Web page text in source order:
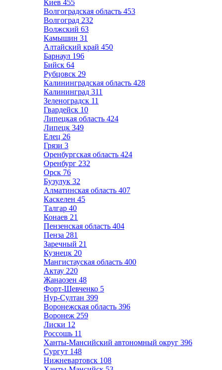
Киев 455
Волгоградская область 453
Волгоград 232
Волжский 63
Камышин 31
Алтайский край 450
Барнаул 196
Бийск 64
Рубцовск 29
Калининградская область 428
Калининград 311
Зеленоградск 11
Гвардейск 10
Липецкая область 424
Липецк 349
Елец 26
Грязи 3
Оренбургская область 424
Оренбург 232
Орск 76
Бузулук 32
Алматинская область 407
Каскелен 45
Талгар 40
Конаев 21
Пензенская область 404
Пенза 281
Заречный 21
Кузнецк 20
Мангистауская область 400
Актау 220
Жанаозен 48
Форт-Шевченко 5
Нур-Султан 399
Воронежская область 396
Воронеж 259
Лиски 12
Россошь 11
Ханты-Мансийский автономный округ 396
Сургут 148
Нижневартовск 108